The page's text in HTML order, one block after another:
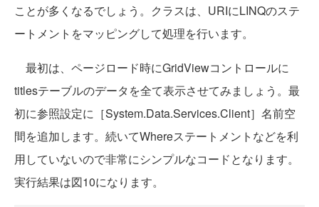
ことが多くなるでしょう。クラスは、URIにLINQのステ
ートメントをマッピングして処理を行います。
最初は、ページロード時にGridViewコントロールに
titlesテーブルのデータを全て表示させてみましょう。最
初に参照設定に［System.Data.Services.Client］名前空
間を追加します。続いてWhereステートメントなどを利
用していないので非常にシンプルなコードとなります。
実行結果は図10になります。